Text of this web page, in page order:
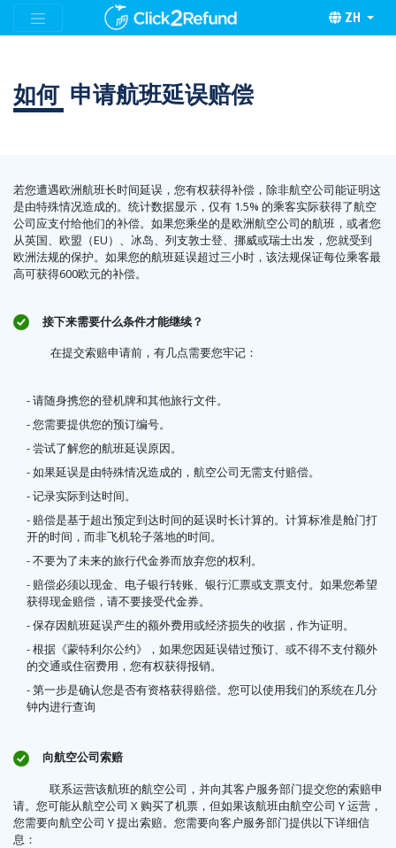
ZH
如何 申请航班延误赔偿
若您遭遇欧洲航班长时间延误，您有权获得补偿，除非航空公司能证明这
是由特殊情况造成的。统计数据显示，仅有 1.5% 的乘客实际获得了航空
公司应支付给他们的补偿。如果您乘坐的是欧洲航空公司的航班，或者您
从英国、欧盟（EU）、冰岛、列支敦士登、挪威或瑞士出发，您就受到
欧洲法规的保护。如果您的航班延误超过三小时，该法规保证每位乘客最
高可获得600欧元的补偿。
接下来需要什么条件才能继续？
在提交索赔申请前，有几点需要您牢记：
- 请随身携您的登机牌和其他旅行文件。
- 您需要提供您的预订编号。
- 尝试了解您的航班延误原因。
- 如果延误是由特殊情况造成的，航空公司无需支付赔偿。
- 记录实际到达时间。
- 赔偿是基于超出预定到达时间的延误时长计算的。计算标准是舱门打
开的时间，而非飞机轮子落地的时间。
- 不要为了未来的旅行代金券而放弃您的权利。
- 赔偿必须以现金、电子银行转账、银行汇票或支票支付。如果您希望
获得现金赔偿，请不要接受代金券。
- 保存因航班延误产生的额外费用或经济损失的收据，作为证明。
- 根据《蒙特利尔公约》，如果您因延误错过预订、或不得不支付额外
的交通或住宿费用，您有权获得报销。
- 第一步是确认您是否有资格获得赔偿。您可以使用我们的系统在几分
钟内进行查询
向航空公司索赔
联系运营该航班的航空公司，并向其客户服务部门提交您的索赔申
请。您可能从航空公司 X 购买了机票，但如果该航班由航空公司 Y 运营，
您需要向航空公司 Y 提出索赔。您需要向客户服务部门提供以下详细信
息：